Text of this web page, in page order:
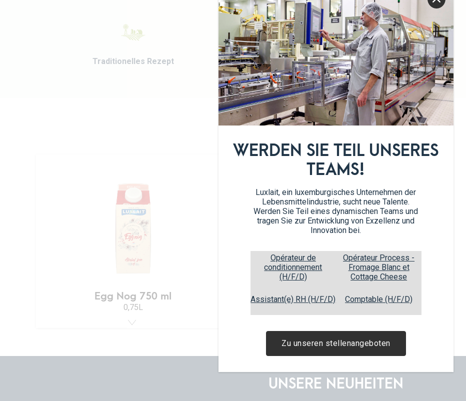
WERDEN SIE TEIL UNSERES
TEAMS!
Luxlait, ein luxemburgisches Unternehmen der
Lebensmittelindustrie, sucht neue Talente.
Werden Sie Teil eines dynamischen Teams und
tragen Sie zur Entwicklung von Exzellenz und
Innovation bei.
Opérateur de
conditionnement
(H/F/D)
Opérateur Process -
Fromage Blanc et
Cottage Cheese
Assistant(e) RH (H/F/D) Comptable (H/F/D)
Zu unseren stellenangeboten
Traditionelles Rezept Alkoholfrei
UNSER SORTIMENT
Egg Nog 750 ml
0,75L
Egg Nog 200 ml
0,20L Tetra Prisma®
UNSERE NEUHEITEN